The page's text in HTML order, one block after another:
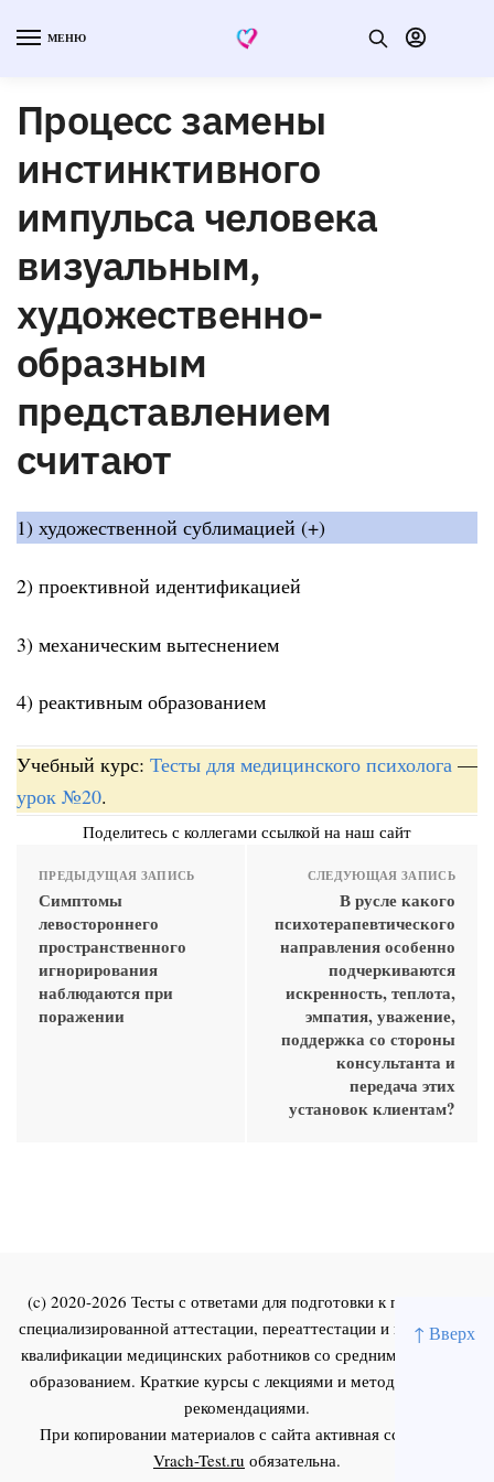
↑ Вверх
МЕНЮ
Процесс замены
инстинктивного
импульса человека
визуальным,
художественно-
образным
представлением
считают
1) художественной сублимацией (+)
2) проективной идентификацией
3) механическим вытеснением
4) реактивным образованием
Учебный курс: Тесты для медицинского психолога —
урок №20.
Поделитесь с коллегами ссылкой на наш сайт
ПРЕДЫДУЩАЯ ЗАПИСЬ
Симптомы
левостороннего
пространственного
игнорирования
наблюдаются при
поражении
СЛЕДУЮЩАЯ ЗАПИСЬ
В русле какого
психотерапевтического
направления особенно
подчеркиваются
искренность, теплота,
эмпатия, уважение,
поддержка со стороны
консультанта и
передача этих
установок клиентам?
(c) 2020-2026 Тесты с ответами для подготовки к первичной
специализированной аттестации, переаттестации и повышения
квалификации медицинских работников со средним и высшим
образованием. Краткие курсы с лекциями и методическими
рекомендациями.
При копировании материалов с сайта активная ссылка на
Vrach-Test.ru обязательна.